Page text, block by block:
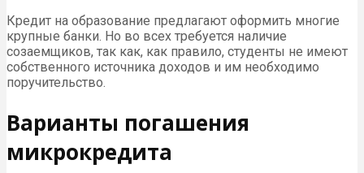
Кредит на образование предлагают оформить многие
крупные банки. Но во всех требуется наличие
созаемщиков, так как, как правило, студенты не имеют
собственного источника доходов и им необходимо
поручительство.
Варианты погашения
микрокредита